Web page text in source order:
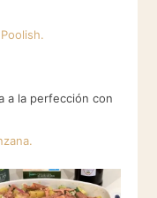
a la perfección con